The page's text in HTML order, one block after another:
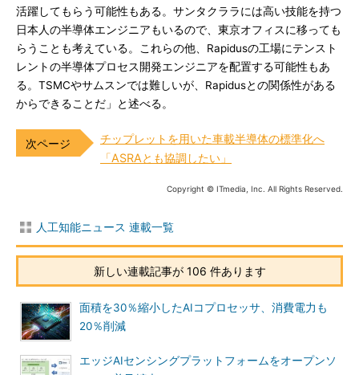
活躍してもらう可能性もある。サンタクララには高い技能を持つ
日本人の半導体エンジニアもいるので、東京オフィスに移っても
らうことも考えている。これらの他、Rapidusの工場にテンスト
レントの半導体プロセス開発エンジニアを配置する可能性もあ
る。TSMCやサムスンでは難しいが、Rapidusとの関係性がある
からできることだ」と述べる。
チップレットを用いた車載半導体の標準化へ
「ASRAとも協調したい」
Copyright © ITmedia, Inc. All Rights Reserved.
人工知能ニュース 連載一覧
新しい連載記事が 106 件あります
面積を30％縮小したAIコプロセッサ、消費電力も
20％削減
エッジAIセンシングプラットフォームをオープンソ